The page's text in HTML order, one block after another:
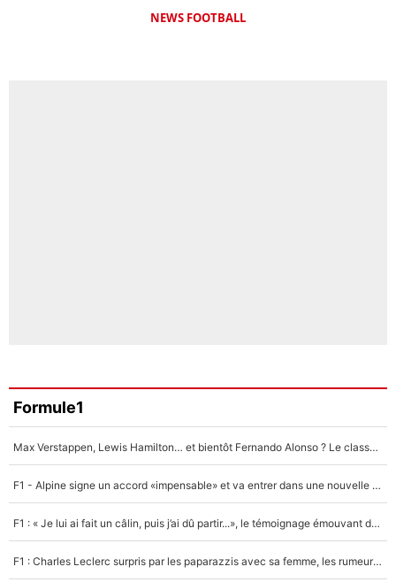
NEWS FOOTBALL
Formule1
Max Verstappen, Lewis Hamilton… et bientôt Fernando Alonso ? Le classement des pilotes les mieux payés en Formule 1 risque de changer !
F1 - Alpine signe un accord «impensable» et va entrer dans une nouvelle dimension : Grande nouvelle pour Pierre Gasly !
F1 : « Je lui ai fait un câlin, puis j’ai dû partir...», le témoignage émouvant de Max Verstappen sur sa fille
F1 : Charles Leclerc surpris par les paparazzis avec sa femme, les rumeurs étaient vraies !